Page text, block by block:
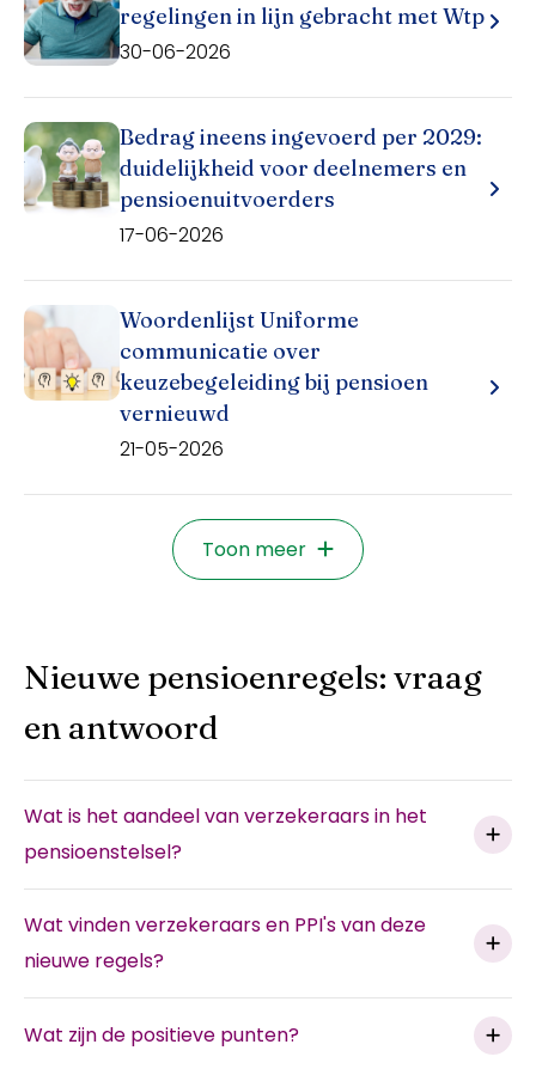
regelingen in lijn gebracht met Wtp
30-06-2026
Bedrag ineens ingevoerd per 2029:
duidelijkheid voor deelnemers en
pensioenuitvoerders
17-06-2026
Woordenlijst Uniforme
communicatie over
keuzebegeleiding bij pensioen
vernieuwd
21-05-2026
Toon meer
Nieuwe pensioenregels: vraag
en antwoord
Wat is het aandeel van verzekeraars in het
pensioenstelsel?
voeren pensioenregelingen uit voor ongeveer 1,5
ondernemingen. De meeste van die regelingen zijn
Wat vinden verzekeraars en PPI's van deze
nieuwe regels?
Het Verbond van Verzekeraars is groot voorstander
van modernisering van het pensioenstelsel voor alle
Wat zijn de positieve punten?